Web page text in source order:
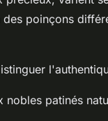
poinçons
nobles patinés